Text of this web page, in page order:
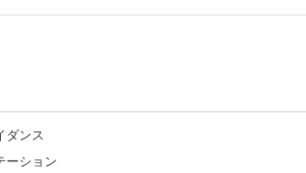
学習支援センター
遠隔授業リンク集
ダンス
ーション